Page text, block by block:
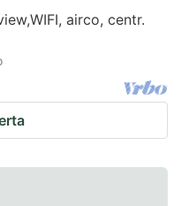
airco, centr.